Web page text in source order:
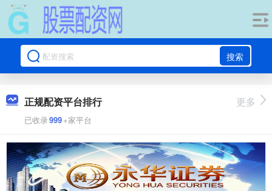
搜索
正规配资平台排行
已收录999+家平台
更多